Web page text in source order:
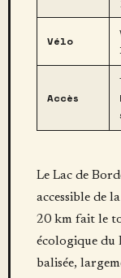
Vélo
Accès
Le Lac de
accessible de
20 km fait le
écologique du
balisée,